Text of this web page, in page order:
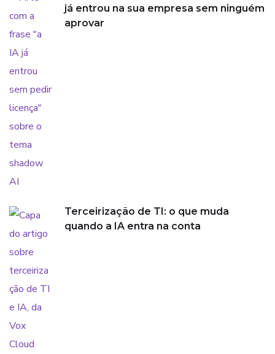
já entrou na sua empresa sem ninguém
aprovar
Terceirização de TI: o que muda
quando a IA entra na conta